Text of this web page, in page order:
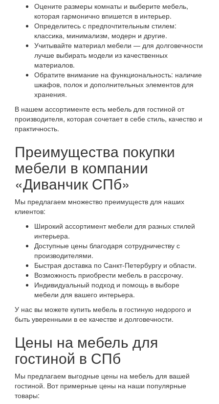
Оцените размеры комнаты и выберите мебель,
которая гармонично впишется в интерьер.
Определитесь с предпочтительным стилем:
классика, минимализм, модерн и другие.
Учитывайте материал мебели — для долговечности
лучше выбирать модели из качественных
материалов.
Обратите внимание на функциональность: наличие
шкафов, полок и дополнительных элементов для
хранения.
В нашем ассортименте есть мебель для гостиной от
производителя, которая сочетает в себе стиль, качество и
практичность.
Преимущества покупки
мебели в компании
«Диванчик СПб»
Мы предлагаем множество преимуществ для наших
клиентов:
Широкий ассортимент мебели для разных стилей
интерьера.
Доступные цены благодаря сотрудничеству с
производителями.
Быстрая доставка по Санкт-Петербургу и области.
Возможность приобрести мебель в рассрочку.
Индивидуальный подход и помощь в выборе
мебели для вашего интерьера.
У нас вы можете купить мебель в гостиную недорого и
быть уверенными в ее качестве и долговечности.
Цены на мебель для
гостиной в СПб
Мы предлагаем выгодные цены на мебель для вашей
гостиной. Вот примерные цены на наши популярные
товары: